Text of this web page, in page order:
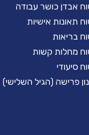
אבדן כושר עבודה
תאונות אישיות
בריאות
מחלות קשות
סיעודי
פרישה (הגיל השלישי)